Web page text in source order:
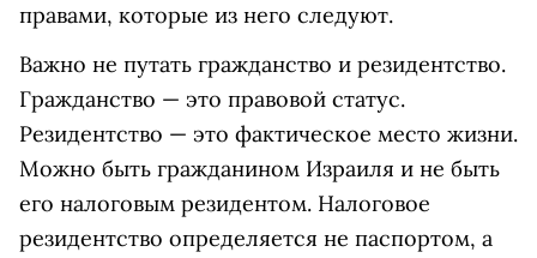
правами, которые из него следуют.
Важно не путать гражданство и резидентство.
Гражданство — это правовой статус.
Резидентство — это фактическое место жизни.
Можно быть гражданином Израиля и не быть
его налоговым резидентом. Налоговое
резидентство определяется не паспортом, а